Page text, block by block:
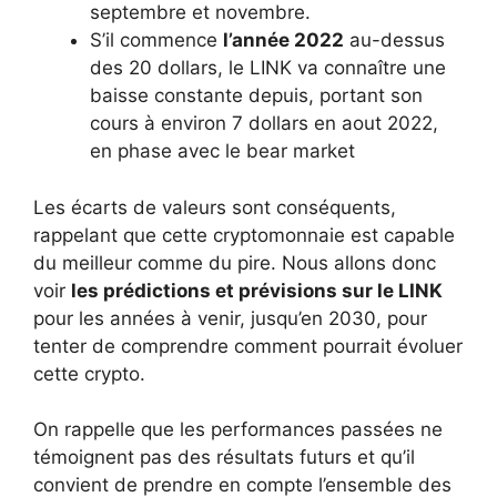
septembre et novembre.
S’il commence l’année 2022 au-dessus
des 20 dollars, le LINK va connaître une
baisse constante depuis, portant son
cours à environ 7 dollars en aout 2022,
en phase avec le bear market
Les écarts de valeurs sont conséquents,
rappelant que cette cryptomonnaie est capable
du meilleur comme du pire. Nous allons donc
voir les prédictions et prévisions sur le LINK
pour les années à venir, jusqu’en 2030, pour
tenter de comprendre comment pourrait évoluer
cette crypto.
On rappelle que les performances passées ne
témoignent pas des résultats futurs et qu’il
convient de prendre en compte l’ensemble des